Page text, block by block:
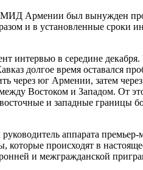
Армении был вынужден
и в установленные сроки
в середине декабря.
долгое время оставался
через юг Армении, затем
Востоком и Западом. От
и западные границы
аппарата
происходят в
и межгражданской